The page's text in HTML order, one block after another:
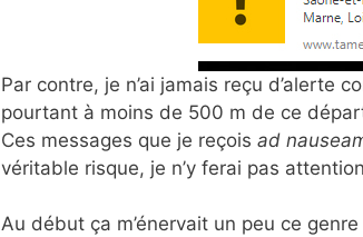
Par contre, je n’ai jamais reçu d’alerte
pourtant à moins de 500 m de ce
Ces messages que je reçois ad
véritable risque, je n’y ferai pas
Au début ça m’énervait un peu ce